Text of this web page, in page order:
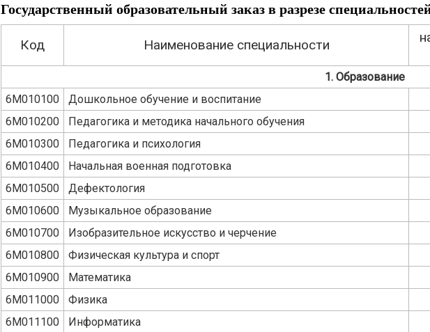
Государственный образовательный заказ в разрезе
Код Наименование специальности
1. Образование
6M010100
Дошкольное обучение и воспитание
6M010200
Педагогика и методика начального обучения
6M010300
Педагогика и психология
6M010400
Начальная военная подготовка
6M010500
Дефектология
6M010600
Музыкальное образование
6M010700
Изобразительное искусство и черчение
6M010800
Физическая культура и спорт
6M010900
Математика
6M011000
Физика
6M011100
Информатика